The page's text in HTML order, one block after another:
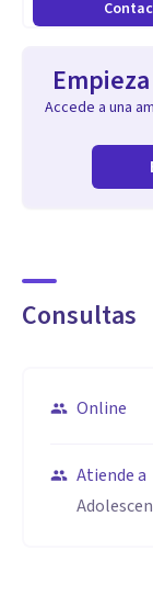
Accede a una
Consultas
Online
Atiende a